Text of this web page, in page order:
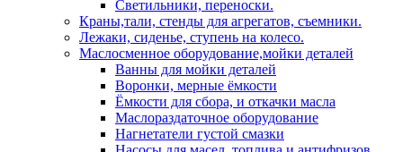
Светильники, переноски.
Краны,тали, стенды для агрегатов, съемники.
Лежаки, сиденье, ступень на колесо.
Маслосменное оборудование,мойки деталей
Ванны для мойки деталей
Воронки, мерные ёмкости
Ёмкости для сбора, и откачки масла
Маслораздаточное оборудование
Нагнетатели густой смазки